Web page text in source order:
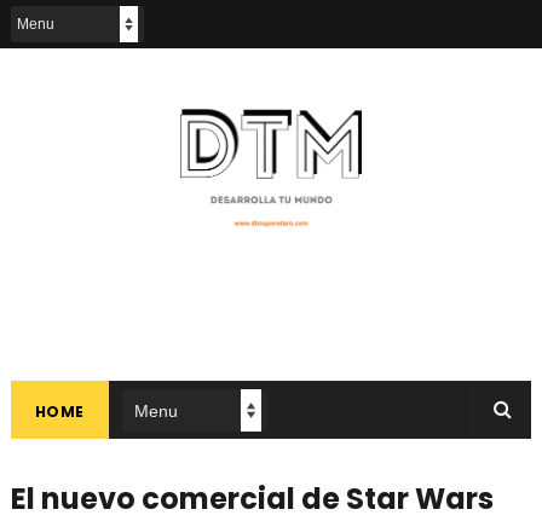
HOME
El nuevo comercial de Star Wars